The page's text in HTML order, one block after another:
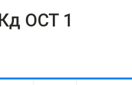
ОСТ 1